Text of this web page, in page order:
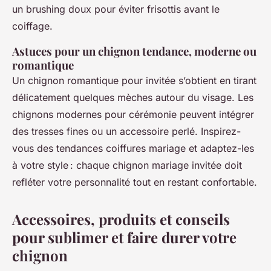
un brushing doux pour éviter frisottis avant le
coiffage.
Astuces pour un chignon tendance, moderne ou
romantique
Un chignon romantique pour invitée s’obtient en tirant
délicatement quelques mèches autour du visage. Les
chignons modernes pour cérémonie peuvent intégrer
des tresses fines ou un accessoire perlé. Inspirez-
vous des tendances coiffures mariage et adaptez-les
à votre style : chaque chignon mariage invitée doit
refléter votre personnalité tout en restant confortable.
Accessoires, produits et conseils
pour sublimer et faire durer votre
chignon